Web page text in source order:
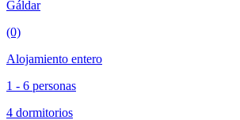
Gáldar
(0)
Alojamiento entero
1 - 6 personas
4 dormitorios